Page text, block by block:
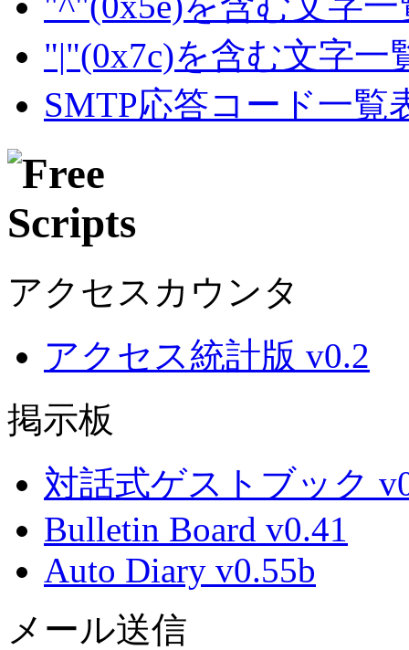
"|"(0x7c)を含む文字一
SMTP応答コード一覧
アクセスカウンタ
アクセス統計版 v0.2
掲示板
対話式ゲストブック
Bulletin Board v0.41
Auto Diary v0.55b
メール送信